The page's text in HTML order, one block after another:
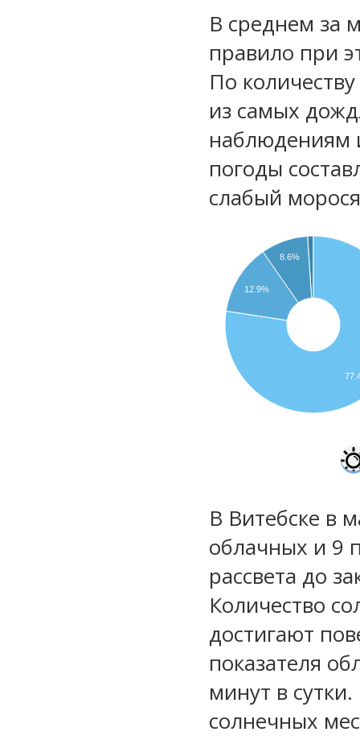
В среднем за
правило при
По
из самых
наблюдениям
погоды
слабый
8.6%
12.9%
В Витебске в
облачных и 9
рассвета до
Количество
достигают
показателя
минут в
солнечных